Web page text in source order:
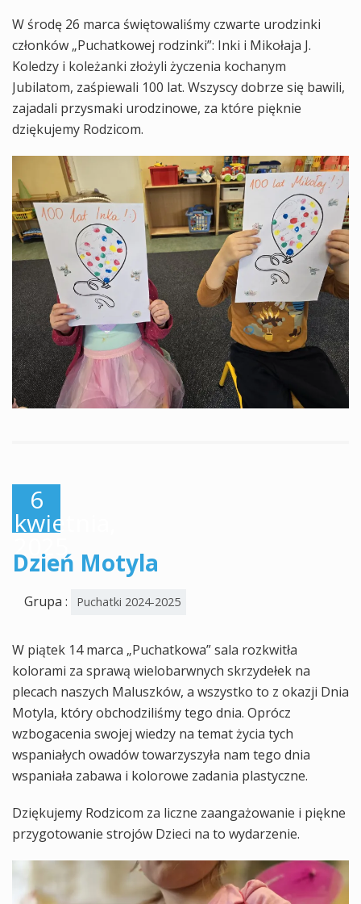
W środę 26 marca świętowaliśmy czwarte urodzinki
członków „Puchatkowej rodzinki”: Inki i Mikołaja J.
Koledzy i koleżanki złożyli życzenia kochanym
Jubilatom, zaśpiewali 100 lat. Wszyscy dobrze się bawili,
zajadali przysmaki urodzinowe, za które pięknie
dziękujemy Rodzicom.
6
kwietnia,
2025
Dzień Motyla
Grupa : Puchatki 2024-2025
W piątek 14 marca „Puchatkowa” sala rozkwitła
kolorami za sprawą wielobarwnych skrzydełek na
plecach naszych Maluszków, a wszystko to z okazji Dnia
Motyla, który obchodziliśmy tego dnia. Oprócz
wzbogacenia swojej wiedzy na temat życia tych
wspaniałych owadów towarzyszyła nam tego dnia
wspaniała zabawa i kolorowe zadania plastyczne.
Dziękujemy Rodzicom za liczne zaangażowanie i piękne
przygotowanie strojów Dzieci na to wydarzenie.